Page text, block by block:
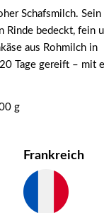
Schafsmilch.
Rinde bedeckt, fein
aus Rohmilch in
Tage gereift – mit
g
Frankreich